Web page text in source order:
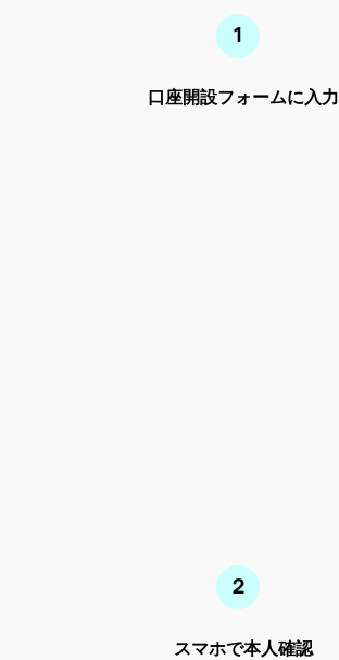
口座開設フォームに 入力
スマホで本人確認